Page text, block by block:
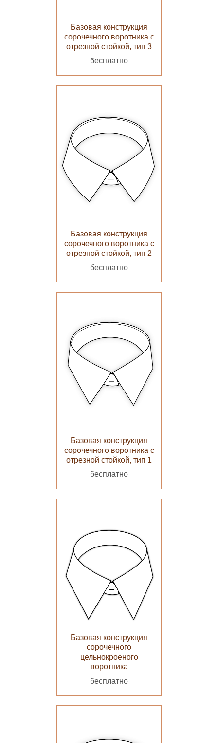
Базовая конструкция
сорочечного воротника с
отрезной стойкой, тип 3
бесплатно
Базовая конструкция
сорочечного воротника с
отрезной стойкой, тип 2
бесплатно
Базовая конструкция
сорочечного воротника с
отрезной стойкой, тип 1
бесплатно
Базовая конструкция
сорочечного
цельнокроеного
воротника
бесплатно